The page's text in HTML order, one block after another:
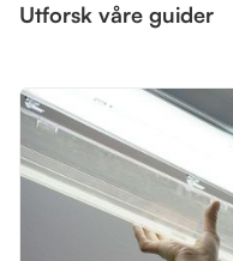
Utforsk våre guider